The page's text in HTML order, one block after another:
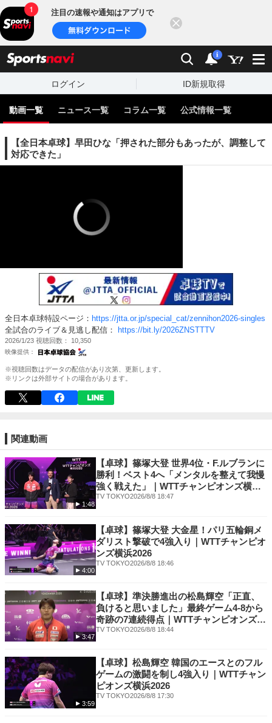
注目の速報や通知はアプリで
検索 通知
i
ログイン ID新規取得
動画一覧 ニュース一覧 コラム一覧 公式情報一覧
【全日本卓球】早田ひな「押された部分もあったが、調整して
対応できた」
全日本卓球特設ページ： https://jtta.or.jp/special_cat/zennihon2026-singles
全試合のライブ＆見逃し配信：
https://bit.ly/2026ZNSTTTV
2026/1/23 視聴回数 10,350
※視聴回数はデータの配信があり次第、更新します。
※リンクは外部サイトの場合があります。
関連動画
1:48
【卓球】篠塚大登 世界4位・F.ルブランに
勝利！ベスト4へ「メンタルを整えて我慢
強く戦えた」｜WTTチャンピオンズ横浜
2026
TV TOKYO2026/8/8 18:47
4:00
【卓球】篠塚大登 大金星！パリ五輪銅メ
ダリスト撃破で4強入り｜WTTチャンピオ
ンズ横浜2026
TV TOKYO2026/8/8 18:46
3:47
【卓球】準決勝進出の松島輝空「正直、
負けると思いました」最終ゲーム4-8から
奇跡の7連続得点｜WTTチャンピオンズ横
浜2026
TV TOKYO2026/8/8 18:44
3:59
【卓球】松島輝空 韓国のエースとのフル
ゲームの激闘を制し4強入り｜WTTチャン
ピオンズ横浜2026
TV TOKYO2026/8/8 17:30